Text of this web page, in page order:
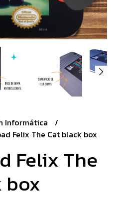
Informática
Felix The Cat black box
Felix The
box